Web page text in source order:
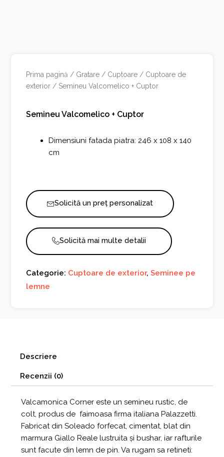
Prima pagină / Gratare / Cuptoare / Cuptoare de
exterior / Semineu Valcomelico + Cuptor
Semineu Valcomelico + Cuptor
Dimensiuni fatada piatra: 246 x 108 x 140
cm
Solicită un preț personalizat
Solicită mai multe detalii
Categorie: Cuptoare de exterior,Seminee pe
lemne
Descriere
Recenzii (0)
Valcamonica Corner este un semineu rustic, de
colt, produs de faimoasa firma italiana Palazzetti.
Fabricat din Soleado forfecat, cimentat, blat din
marmura Giallo Reale lustruita și bushar, iar rafturile
sunt facute din lemn de pin. Va rugam sa retineti: